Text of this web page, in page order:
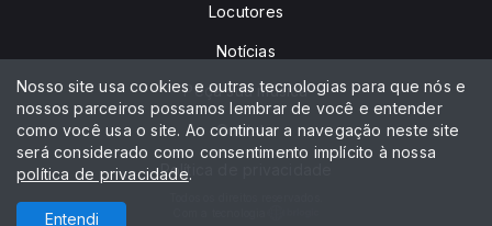
Locutores
Notícias
Peça sua música
Contato
Política de privacidade
Nosso site usa cookies e outras tecnologias para que nós e
nossos parceiros possamos lembrar de você e entender
como você usa o site. Ao continuar a navegação neste site
será considerado como consentimento implícito à nossa
política de privacidade.
Entendi